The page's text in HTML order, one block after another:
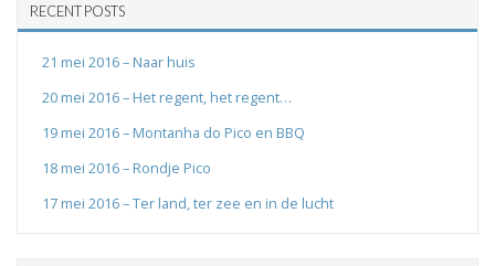
RECENT POSTS
21 mei 2016 – Naar huis
20 mei 2016 – Het regent, het regent…
19 mei 2016 – Montanha do Pico en BBQ
18 mei 2016 – Rondje Pico
17 mei 2016 – Ter land, ter zee en in de lucht